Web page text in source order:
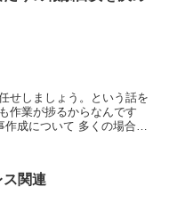
せしましょう。という話を
作業が捗るからなんです
成について 多くの場合、
ス関連